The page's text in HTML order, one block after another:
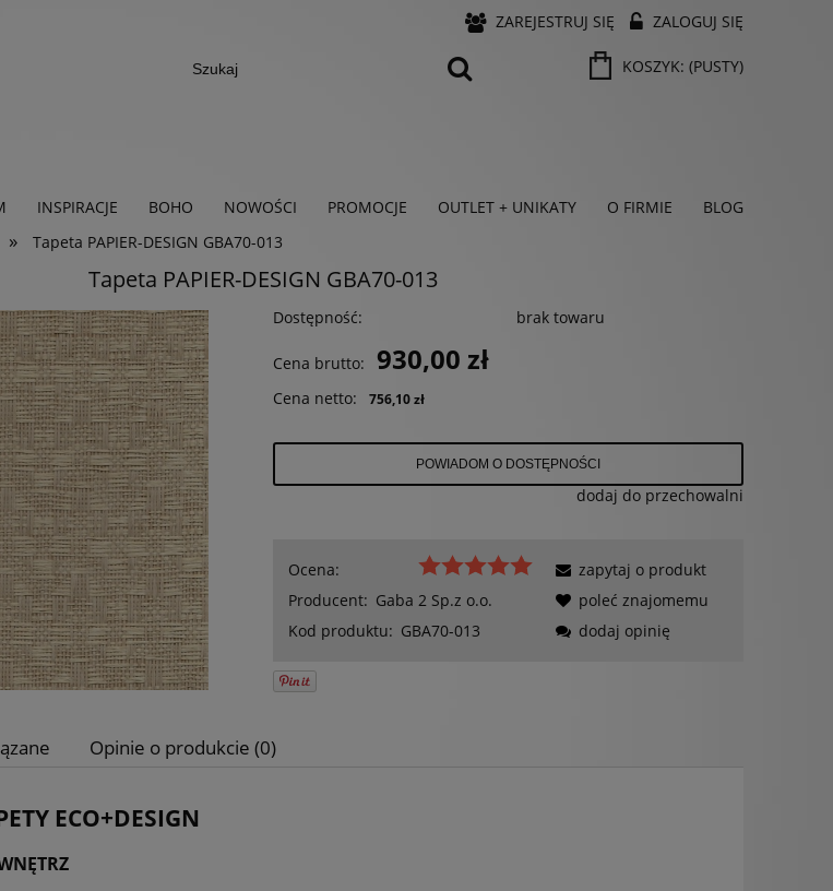
ZAREJESTRUJ SIĘ ZALOGUJ SIĘ
KOSZYK: (PUSTY)
INSPIRACJE BOHO NOWOŚCI PROMOCJE OUTLET + UNIKATY O FIRMIE BLOG
» Tapeta PAPIER-DESIGN GBA70-013
Tapeta PAPIER-DESIGN GBA70-013
Dostępność: brak towaru
Cena brutto: 930,00 zł
Cena netto: 756,10 zł
POWIADOM O DOSTĘPNOŚCI
dodaj do przechowalni
Ocena:
Producent: Gaba 2 Sp.z o.o.
Kod produktu: GBA70-013
zapytaj o produkt
poleć znajomemu
dodaj opinię
Opinie o produkcie (0)
ECO+DESIGN